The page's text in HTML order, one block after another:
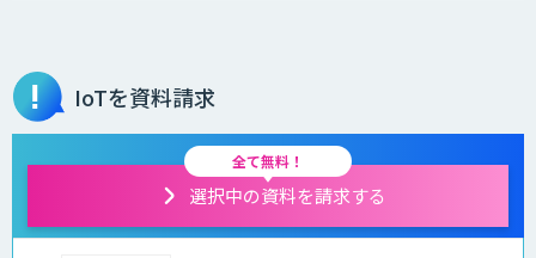
IoTを資料請求
全て無料！
選択中の資料を請求する